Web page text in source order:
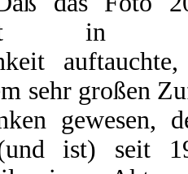
in
sehr großen
gewesen,
ist) seit